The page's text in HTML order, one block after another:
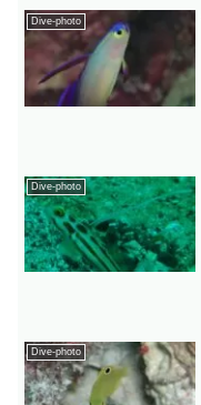
Dive-photo
Dive-photo
Dive-photo